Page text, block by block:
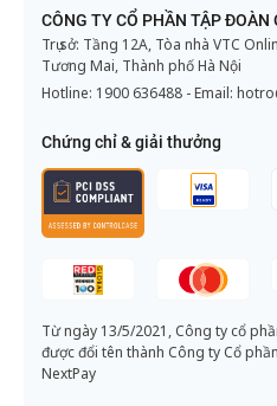
CÔNG TY CỔ PHẦN TẬP ĐOÀN
Trụ sở: Tầng 12A, Tòa nhà VTC
Tương Mai, Thành phố Hà Nội
Hotline: 1900 636488 - Email:
Chứng chỉ & giải thưởng
Từ ngày 13/5/2021, Công ty cổ
được đổi tên thành Công ty Cổ
NextPay